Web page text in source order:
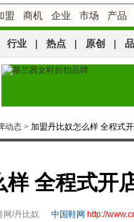
盟 商机 企业 市场 产品
行业 | 热点 | 原创 |
动态 > 加盟丹比奴怎么样 全程式
样 全程式开
网/丹比奴 中国鞋网 http://